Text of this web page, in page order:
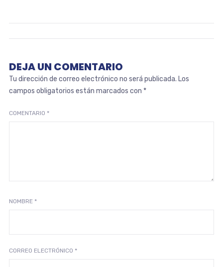
DEJA UN COMENTARIO
Tu dirección de correo electrónico no será publicada. Los
campos obligatorios están marcados con *
COMENTARIO *
NOMBRE *
CORREO ELECTRÓNICO *